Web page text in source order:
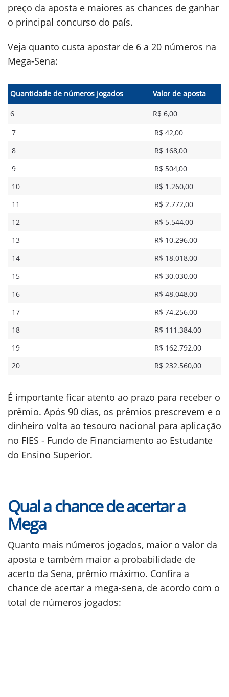
preço da aposta e maiores as chances de ganhar
o principal concurso do país.
Veja quanto custa apostar de 6 a 20 números na
Mega-Sena:
Quantidade de números jogados Valor de aposta
6
R$ 6,00
7
R$ 42,00
8
R$ 168,00
9
R$ 504,00
10
R$ 1.260,00
11
R$ 2.772,00
12
R$ 5.544,00
13
R$ 10.296,00
14
R$ 18.018,00
15
R$ 30.030,00
16
R$ 48.048,00
17
R$ 74.256,00
18
R$ 111.384,00
19
R$ 162.792,00
20
R$ 232.560,00
É importante ficar atento ao prazo para receber o
prêmio. Após 90 dias, os prêmios prescrevem e o
dinheiro volta ao tesouro nacional para aplicação
no FIES - Fundo de Financiamento ao Estudante
do Ensino Superior.
Qual a chance de acertar a
Mega
Quanto mais números jogados, maior o valor da
aposta e também maior a probabilidade de
acerto da Sena, prêmio máximo. Confira a
chance de acertar a mega-sena, de acordo com o
total de números jogados: